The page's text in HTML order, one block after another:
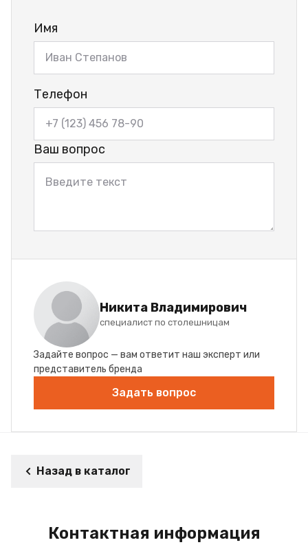
Имя
Телефон
Ваш вопрос
Никита Владимирович
специалист по столешницам
Задайте вопрос — вам ответит наш эксперт или
представитель бренда
Задать вопрос
Назад в каталог
Контактная информация